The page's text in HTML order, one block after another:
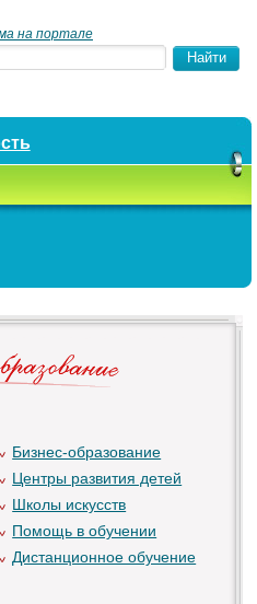
на портале
Бизнес-образование
Центры развития детей
Школы искусств
Помощь в обучении
Дистанционное обучение